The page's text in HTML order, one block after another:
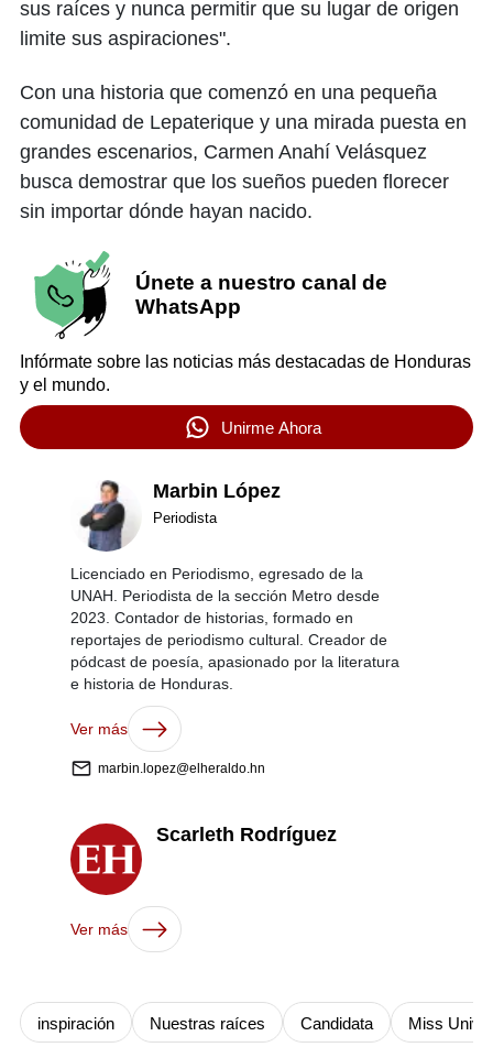
sus raíces y nunca permitir que su lugar de origen
limite sus aspiraciones".
Con una historia que comenzó en una pequeña
comunidad de Lepaterique y una mirada puesta en
grandes escenarios, Carmen Anahí Velásquez
busca demostrar que los sueños pueden florecer
sin importar dónde hayan nacido.
Únete a nuestro canal de
WhatsApp
Infórmate sobre las noticias más destacadas de Honduras
y el mundo.
Unirme Ahora
Marbin López
Periodista
Licenciado en Periodismo, egresado de la
UNAH. Periodista de la sección Metro desde
2023. Contador de historias, formado en
reportajes de periodismo cultural. Creador de
pódcast de poesía, apasionado por la literatura
e historia de Honduras.
Ver más
marbin.lopez@elheraldo.hn
Scarleth Rodríguez
Ver más
inspiración Nuestras raíces Candidata Miss